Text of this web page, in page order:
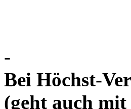
-
Bei Höchst-
(geht auch